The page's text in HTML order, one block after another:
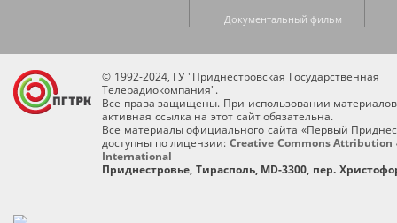
Документальный фильм
© 1992-2024, ГУ "Приднестровская Государственная
Телерадиокомпания".
Все права защищены. При использовании
активная ссылка на этот сайт обязательна.
Все материалы официального сайта «Первый
доступны по лицензии: Creative Commons Attribution
International
Приднестровье, Тирасполь, MD-3300, пер.